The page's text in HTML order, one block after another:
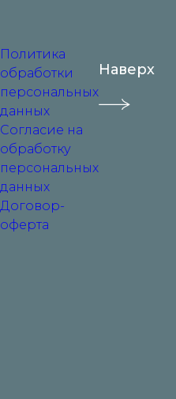
Политика
обработки
персональных
данных
Согласие на
обработку
персональных
данных
Договор-
оферта
Наверх